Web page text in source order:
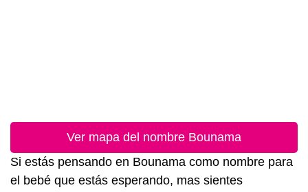
Ver mapa del nombre Bounama
Si estás pensando en Bounama como nombre para
el bebé que estás esperando, mas sientes